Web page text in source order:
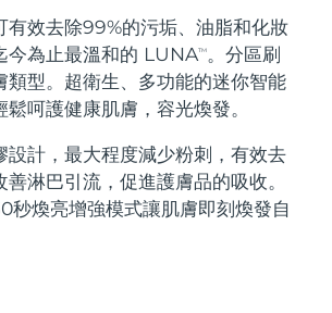
有效去除99%的污垢、油脂和化妝
今為止最溫和的 LUNATM 。分區刷
類型。超衛生、多功能的迷你智能
呵護健康肌膚，容光煥發。
設計，最大程度減少粉刺，有效去
淋巴引流，促進護膚品的吸收。
秒煥亮增強模式讓肌膚即刻煥發自
4 套裝
aging massage
4 Plus
LED heating
2 套裝
toning
2 go
toning on-the-go
3 套裝
facial hydration
口腔護理
4
silicone sonic toothbrush
理
預計送達日期8/16/26
維納 預計送達日期
預計送達日期8/15/26
預計送達日期8/10/26